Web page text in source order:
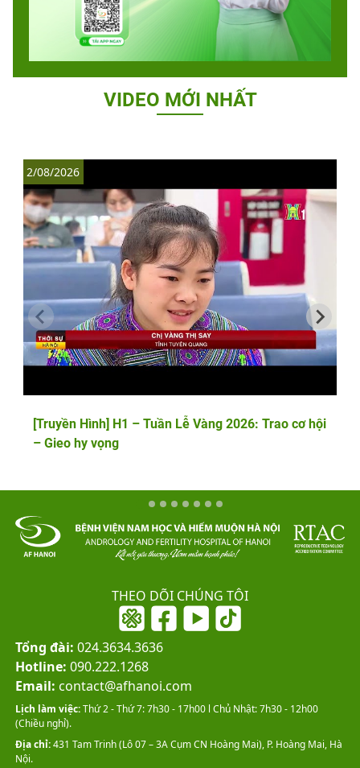
VIDEO MỚI NHẤT
[Truyền Hình] H1 – Tuần Lễ Vàng 2026: Trao cơ hội
– Gieo hy vọng
2/08/2026
THEO DÕI CHÚNG TÔI
Tổng đài: 024.3634.3636
Hotline: 090.222.1268
Email: contact@afhanoi.com
Lịch làm việc:Thứ 2 - Thứ 7: 7h30 - 17h00 l Chủ Nhật: 7h30 - 12h00
(Chiều nghỉ).
Địa chỉ:431 Tam Trinh (Lô 07 – 3A Cụm CN Hoàng Mai), P. Hoàng Mai, Hà
Nội.